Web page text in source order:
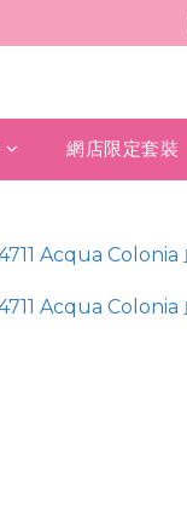
網店限定套裝